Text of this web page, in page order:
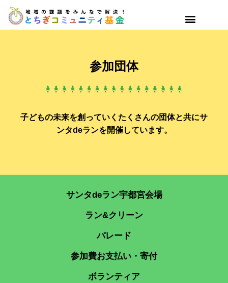
参加団体
子どもの未来を創っていくたくさんの団体と共にサ
ンタdeランを開催しています。
サンタdeラン宇都宮会場
ラン&クリーン
パレード
参加費お支払い・寄付
ボランティア